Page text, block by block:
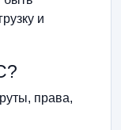
и
права,